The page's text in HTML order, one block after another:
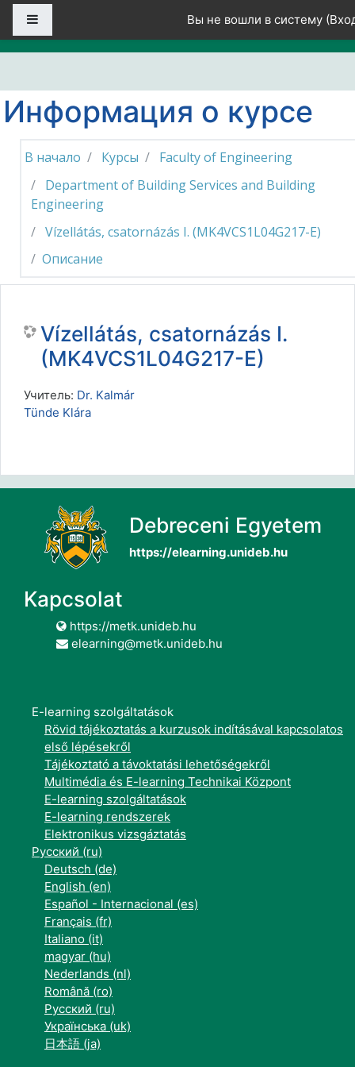
Перейти к основному содержанию
Вы не вошли в систему (
Информация о курсе
В начало Курсы
Faculty of Engineering
Department of Building Services and Building
Engineering
Vízellátás, csatornázás I. (MK4VCS1L04G217-E)
Описание
Vízellátás, csatornázás I.
(MK4VCS1L04G217-E)
Учитель: Dr. Kalmár
Tünde Klára
Debreceni Egyetem
https://elearning.unideb.hu
Kapcsolat
https://metk.unideb.hu
elearning@metk.unideb.hu
E-learning szolgáltatások
Rövid tájékoztatás a kurzusok indításával kapcsolatos
első lépésekről
Tájékoztató a távoktatási lehetőségekről
Multimédia és E-learning Technikai Központ
E-learning szolgáltatások
E-learning rendszerek
Elektronikus vizsgáztatás
Русский ‎(ru)‎
Deutsch ‎(de)‎
English ‎(en)‎
Español - Internacional ‎(es)‎
Français ‎(fr)‎
Italiano ‎(it)‎
magyar ‎(hu)‎
Nederlands ‎(nl)‎
Română ‎(ro)‎
Русский ‎(ru)‎
Українська ‎(uk)‎
日本語 ‎(ja)‎